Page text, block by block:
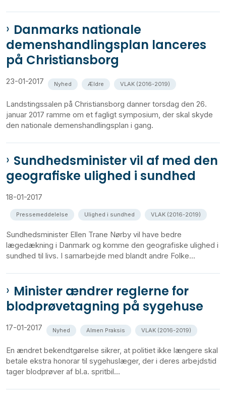
Danmarks nationale
demenshandlingsplan lanceres
på Christiansborg
23-01-2017 Nyhed Ældre VLAK (2016-2019)
Landstingssalen på Christiansborg danner torsdag den 26.
januar 2017 ramme om et fagligt symposium, der skal skyde
den nationale demenshandlingsplan i gang.
Sundhedsminister vil af med den
geografiske ulighed i sundhed
18-01-2017
Pressemeddelelse Ulighed i sundhed VLAK (2016-2019)
Sundhedsminister Ellen Trane Nørby vil have bedre
lægedækning i Danmark og komme den geografiske ulighed i
sundhed til livs. I samarbejde med blandt andre Folke...
Minister ændrer reglerne for
blodprøvetagning på sygehuse
17-01-2017 Nyhed Almen Praksis VLAK (2016-2019)
En ændret bekendtgørelse sikrer, at politiet ikke længere skal
betale ekstra honorar til sygehuslæger, der i deres arbejdstid
tager blodprøver af bl.a. spritbil...